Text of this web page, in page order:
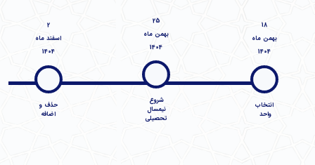
18
بهمن‌ ماه
1404
انتخاب
واحد
25
بهمن ماه
1404
شروع
نیمسال
تحصیلی
اسفند ماه
1404
حذف و
اضافه